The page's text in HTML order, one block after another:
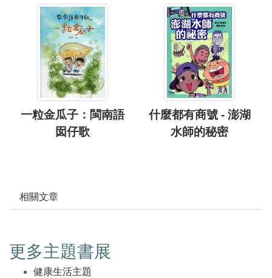
一粒金瓜子：閩南語
囡仔歌
什麼都有商號 - 澎湖
水師的秘密
相關文章
更多主題書展
健康生活主題